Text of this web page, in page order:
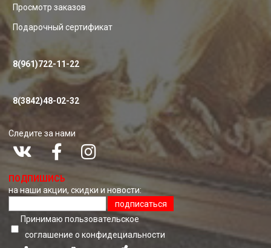
Просмотр заказов
Подарочный сертификат
8(961)722-11-22
8(3842)48-02-32
Следите за нами
ПОДПИШИСЬ
на наши акции, скидки и новости:
подписаться
Принимаю пользовательское
соглашение о конфидециальноcти